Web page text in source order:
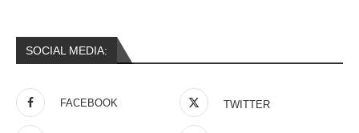
SOCIAL MEDIA:
FACEBOOK TWITTER